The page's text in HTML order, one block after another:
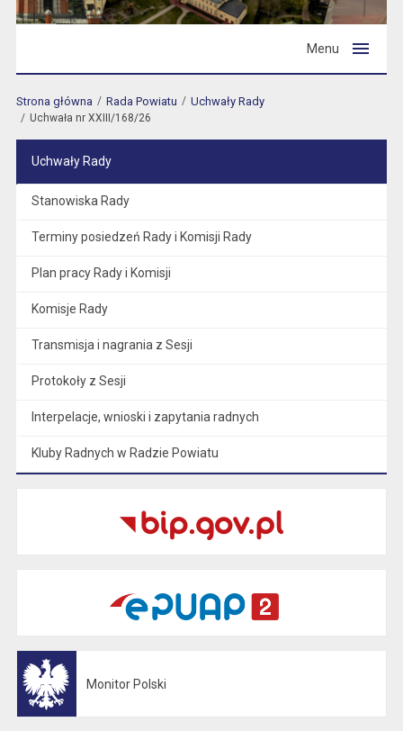
Menu
Strona główna Rada Powiatu Uchwały Rady
Uchwała nr XXIII/168/26
Uchwały Rady
Stanowiska Rady
Terminy posiedzeń Rady i Komisji Rady
Plan pracy Rady i Komisji
Komisje Rady
Transmisja i nagrania z Sesji
Protokoły z Sesji
Interpelacje, wnioski i zapytania radnych
Kluby Radnych w Radzie Powiatu
Monitor Polski